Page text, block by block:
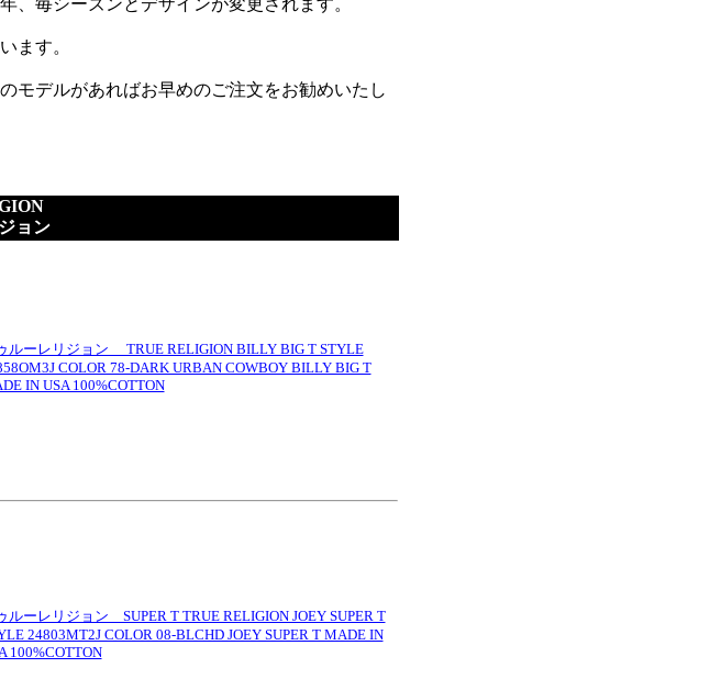
、毎シーズンとデザインが変更されます。
ます。
モデルがあればお早めのご注文をお勧めいたし
ョン
ルーレリジョン TRUE RELIGION BILLY BIG T STYLE
COLOR 78-DARK URBAN COWBOY BILLY BIG T
IN USA 100%COTTON
ルーレリジョン SUPER T TRUE RELIGION JOEY SUPER T
24803MT2J COLOR 08-BLCHD JOEY SUPER T MADE IN
100%COTTON